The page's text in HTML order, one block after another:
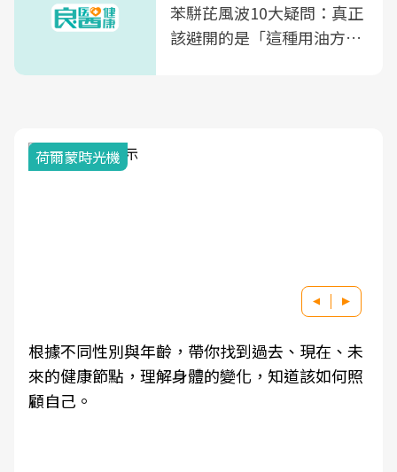
苯駢芘風波10大疑問：真正
該避開的是「這種用油方
荷爾蒙時光機
根據不同性別與年齡，帶你找到過去、現在、未
來的健康節點，理解身體的變化，知道該如何照
顧自己。